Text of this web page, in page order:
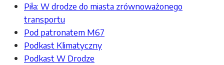
Piła: W drodze do miasta zrównoważonego
transportu
Pod patronatem M67
Podkast Klimatyczny
Podkast W Drodze